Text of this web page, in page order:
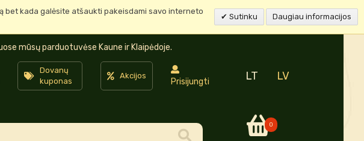
bet kada galėsite atšaukti pakeisdami savo interneto
Sutinku Daugiau informacijos
mūsų parduotuvėse Kaune ir Klaipėdoje.
Dovanų
kuponas
Akcijos
Prisijungti LT LV
0